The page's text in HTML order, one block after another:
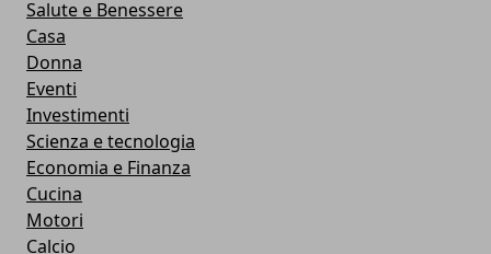
Salute e Benessere
Casa
Donna
Eventi
Investimenti
Scienza e tecnologia
Economia e Finanza
Cucina
Motori
Calcio